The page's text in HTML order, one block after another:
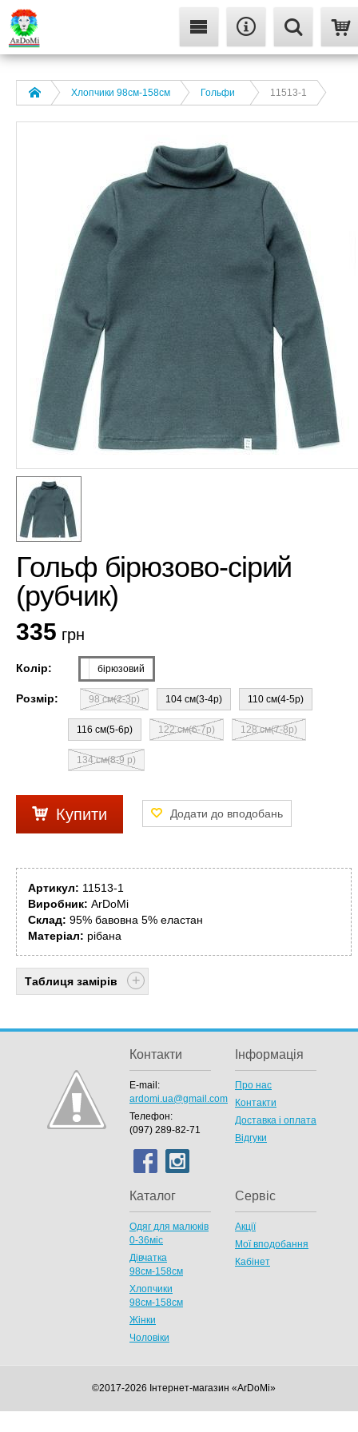
Хлопчики 98см-158см Гольфи 11513-1
Гольф бірюзово-сірий
(рубчик)
335 грн
Колір: бірюзовий
Розмір: 98 см(2-3р) 104 см(3-4р) 110 см(4-5р)
116 см(5-6р) 122 см(6-7р) 128 см(7-8р)
134 см(8-9 р)
Купити
Артикул: 11513-1
Виробник: ArDoMi
Склад: 95% бавовна 5% еластан
Матеріал: рібана
Таблиця замірів
Контакти
E-mail:
ardomi.ua@gmail.com
Телефон:
(097) 289-82-71
Інформація
Про нас
Контакти
Доставка і оплата
Відгуки
Каталог
Одяг для малюків
0-36міс
Дівчатка
98cм-158см
Хлопчики
98см-158см
Жінки
Чоловіки
Сервіс
Акції
Мої вподобання
Кабінет
©2017-2026 Інтернет-магазин «ArDoMi»